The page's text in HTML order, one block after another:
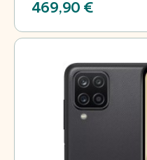
469,90 €